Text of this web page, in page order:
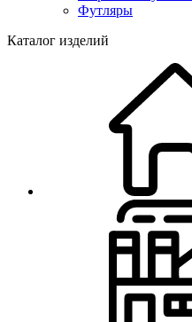
Футляры
Каталог изделий